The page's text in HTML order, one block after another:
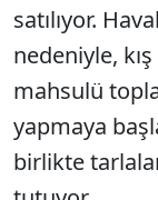
satılıyor.
nedeniyle,
mahsulü
yapmaya
birlikte